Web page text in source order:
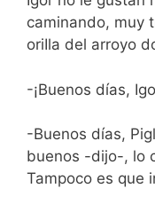
caminando, muy
oriIla del arroyo
-¡Buenos días,
-Buenos días,
buenos -dijo-, lo
Tampoco es que